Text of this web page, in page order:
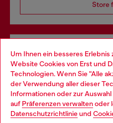
Um Ihnen ein besseres
Website Cookies von Erst und
Technologien. Wenn Sie "Alle
der Verwendung aller dieser
Informationen oder zur
auf Präferenzen verwaltenoder
Datenschutzrichtlinieund
Store
Omnichannel-Services
Entdecke unser gesamtes
im Store.
Mehr
Choose your location
You are currently browsing
may be based in United States